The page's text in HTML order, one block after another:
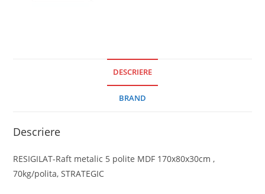
DESCRIERE
BRAND
Descriere
RESIGILAT-Raft metalic 5 polite MDF 170x80x30cm ,
70kg/polita, STRATEGIC